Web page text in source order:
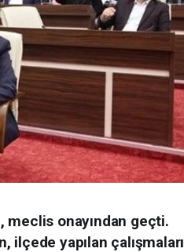
meclis onayından geçti.
ilçede yapılan çalışmaları